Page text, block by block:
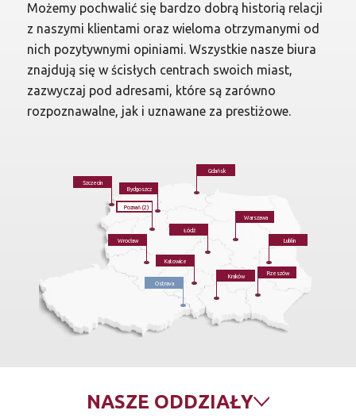
Możemy pochwalić się bardzo dobrą historią relacji
z naszymi klientami oraz wieloma otrzymanymi od
nich pozytywnymi opiniami. Wszystkie nasze biura
znajdują się w ścisłych centrach swoich miast,
zazwyczaj pod adresami, które są zarówno
rozpoznawalne, jak i uznawane za prestiżowe.
Szczecin
Gdańsk
Poznań (2)
Bydgoszcz
Łódź
Katowice
Ostrava
Wrocław
Kraków
Rzeszów
Lublin
Warszawa
NASZE ODDZIAŁY